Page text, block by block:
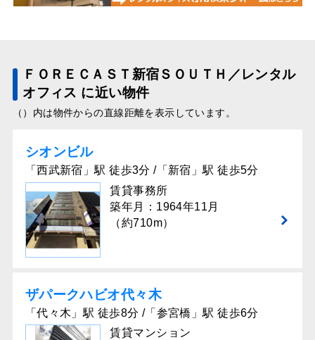
ＦＯＲＥＣＡＳＴ新宿ＳＯＵＴＨ／レンタル
オフィス に近い物件
（）内は物件からの直線距離を表示しています。
シオンビル
「西武新宿」駅 徒歩3分 /「新宿」駅 徒歩5分
賃貸事務所
築年月：1964年11月
（約710m）
ザパークハビオ代々木
「代々木」駅 徒歩8分 /「参宮橋」駅 徒歩6分
賃貸マンション